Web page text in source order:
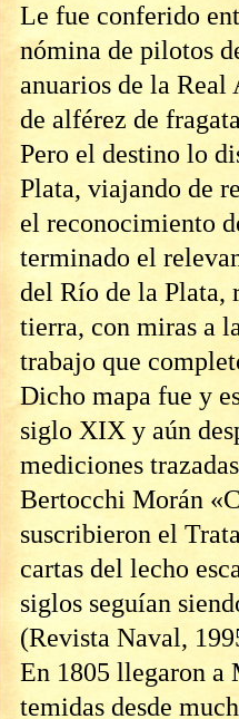
Le fue conferido
nómina de pilotos
anuarios de la Real
de alférez de
Pero el destino lo
Plata, viajando de
el reconocimiento
terminado el
del Río de la Plata,
tierra, con miras a
trabajo que
Dicho mapa fue y
siglo XIX y aún
mediciones
Bertocchi Morán
suscribieron el
cartas del lecho
siglos seguían
(Revista Naval,
En 1805 llegaron a
temidas desde